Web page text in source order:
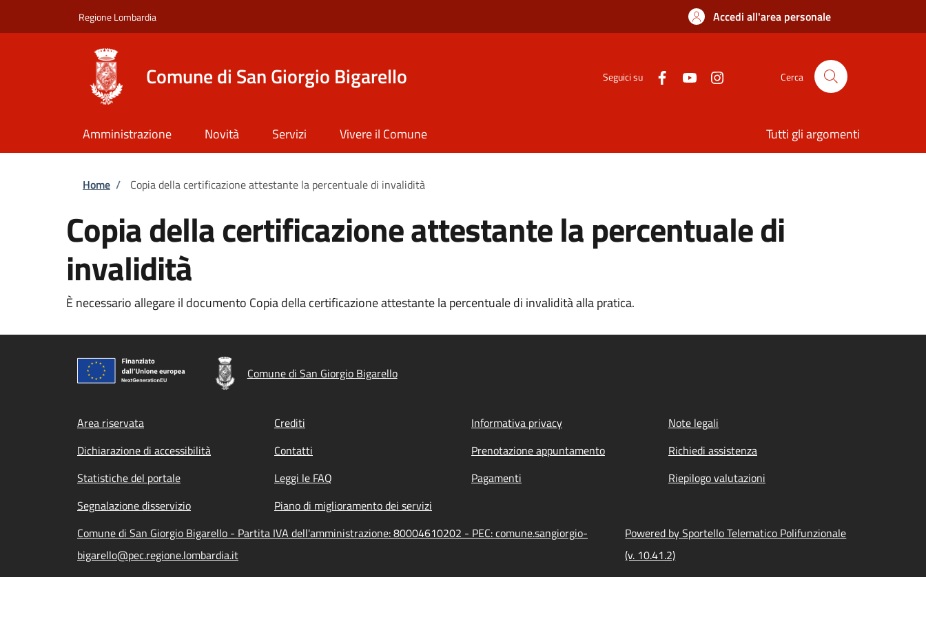
Regione Lombardia Accedi all'area personale
Comune di San Giorgio Bigarello Seguici su Cerca
Amministrazione Novità Servizi Vivere il Comune Tutti gli argomenti
Briciole di pane
Home / Copia della certificazione attestante la percentuale di invalidità
Copia della certificazione attestante la percentuale di
invalidità
È necessario allegare il documento Copia della certificazione attestante la percentuale di invalidità alla pratica.
Comune di San Giorgio Bigarello
Footer menu
Area riservata Crediti Informativa privacy
Note legali
Dichiarazione di accessibilità
Contatti Prenotazione appuntamento
Richiedi assistenza
Statistiche del portale
Leggi le FAQ Pagamenti
Riepilogo valutazioni
Segnalazione disservizio
Piano di miglioramento dei servizi
Comune di San Giorgio Bigarello - Partita IVA dell'amministrazione: 80004610202 - PEC: comune.sangiorgio-
bigarello@pec.regione.lombardia.it
Powered by Sportello Telematico Polifunzionale
(v. 10.41.2)